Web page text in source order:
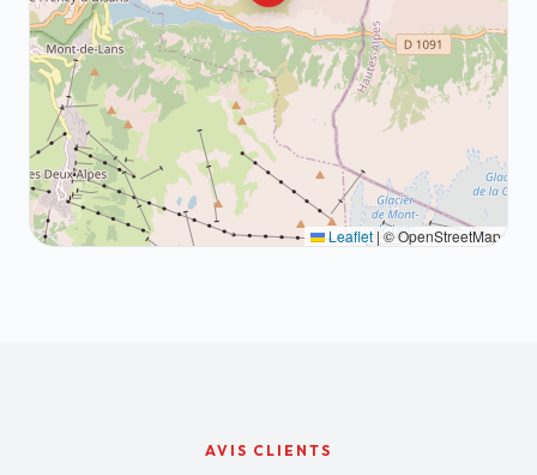
Leaflet |© OpenStreetMap
AVIS CLIENTS